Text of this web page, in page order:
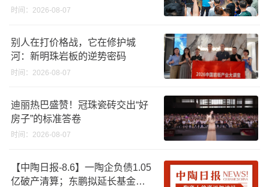
时间：2026-08-07
别人在打价格战，它在修护城
河：新明珠岩板的逆势密码
时间：2026-08-07
迪丽热巴盛赞！冠珠瓷砖交出“好
房子”的标准答卷
时间：2026-08-07
【中陶日报-8.6】一陶企负债1.05
亿破产清算；东鹏拟延长基金投